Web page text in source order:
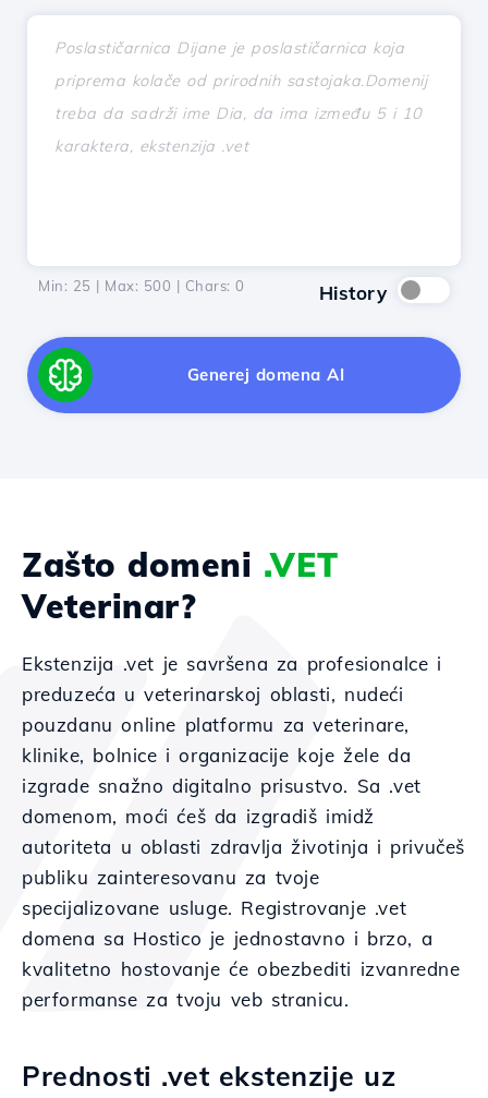
Min: 25 | Max: 500 | Chars: 0 History
Generej domena AI
Zašto domeni .VET
Veterinar?
Ekstenzija .vet je savršena za profesionalce i
preduzeća u veterinarskoj oblasti, nudeći
pouzdanu online platformu za veterinare,
klinike, bolnice i organizacije koje žele da
izgrade snažno digitalno prisustvo. Sa .vet
domenom, moći ćeš da izgradiš imidž
autoriteta u oblasti zdravlja životinja i privučeš
publiku zainteresovanu za tvoje
specijalizovane usluge. Registrovanje .vet
domena sa Hostico je jednostavno i brzo, a
kvalitetno hostovanje će obezbediti izvanredne
performanse za tvoju veb stranicu.
Prednosti .vet ekstenzije uz